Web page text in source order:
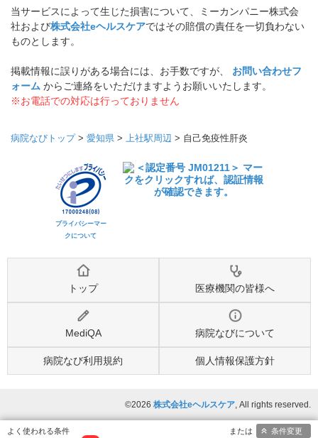
当サービスによって生じた損害について、ミーカンパニー株式会
社および株式会社eヘルスケアではその賠償の責任を一切負わない
ものとします。
掲載情報に誤りがある場合には、お手数ですが、 お問い合わせフ
ォーム からご連絡をいただけますようお願いいたします。
※お電話での対応は行っておりません
病院なびトップ> 愛知県 > 上社駅周辺 > 自己免疫性肝炎
プライバシーマー
クについて
トップ 医療機関の皆様へ
MediQA 病院なびについて
病院なび利用規約 個人情報保護方針
©2026 株式会社eヘルスケア, All rights reserved.
条件変更